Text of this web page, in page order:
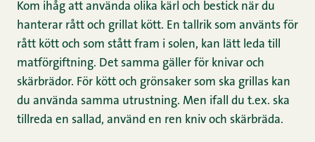
Kom ihåg att använda olika kärl och bestick när du
hanterar rått och grillat kött. En tallrik som använts för
rått kött och som stått fram i solen, kan lätt leda till
matförgiftning. Det samma gäller för knivar och
skärbrädor. För kött och grönsaker som ska grillas kan
du använda samma utrustning. Men ifall du t.ex. ska
tillreda en sallad, använd en ren kniv och skärbräda.